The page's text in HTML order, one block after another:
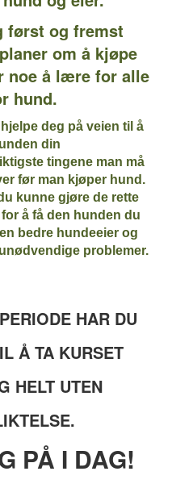
først og fremst
om å kjøpe
noe å lære for alle
hund.
deg på veien til å
din
tingene man må
før man kjøper hund.
kunne gjøre de rette
å få den hunden du
bedre hundeeier og
problemer.
HAR DU
Å TA KURSET
HELT UTEN
PÅ I DAG!